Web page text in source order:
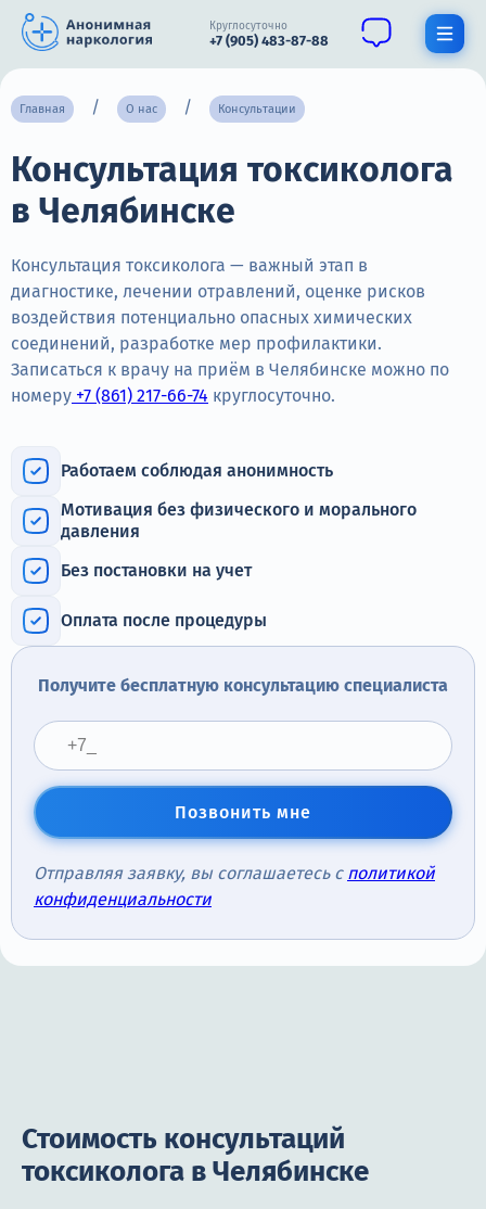
Круглосуточно
+7 (905) 483-87-88
О нас
Наркомания
Нарколог
Стационар
Психиатрия
Контакты
+7 (905) 483-87-88
Адрес call-центра
Челябинск, улица Горького, 24
Главная О нас Консультации
Консультация токсиколога
в Челябинске
Консультация токсиколога — важный этап в
диагностике, лечении отравлений, оценке рисков
воздействия потенциально опасных химических
соединений, разработке мер профилактики.
Записаться к врачу на приём в Челябинске можно по
номеру +7 (861) 217-66-74 круглосуточно.
Работаем соблюдая анонимность
Мотивация без физического и морального
давления
Без постановки на учет
Оплата после процедуры
Получите бесплатную консультацию специалиста
Позвонить мне
Отправляя заявку, вы соглашаетесь с политикой
конфиденциальности
Стоимость консультаций
токсиколога в Челябинске